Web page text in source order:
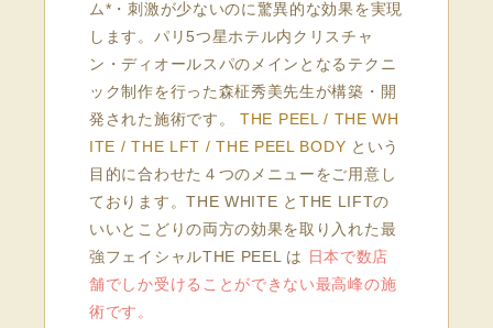
ム*・刺激が少ないのに驚異的な効果を実現
します。パリ5つ星ホテル内クリスチャ
ン・ディオールスパのメインとなるテクニ
ック制作を行った森柾秀美先生が構築・開
発された施術です。 THE PEEL / THE WH
ITE / THE LFT / THE PEEL BODY という
目的に合わせた４つのメニューをご用意し
ております。THE WHITE とTHE LIFTの
いいとこどりの両方の効果を取り入れた最
強フェイシャルTHE PEEL は 日本で数店
舗でしか受けることができない最高峰の施
術です。